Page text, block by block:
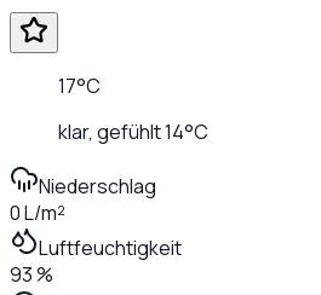
17°C
klar, gefühlt14°C
Niederschlag
0 L/m²
Luftfeuchtigkeit
93 %